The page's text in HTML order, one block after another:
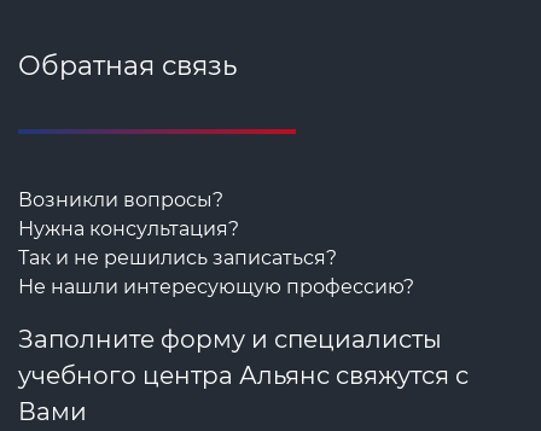
Обратная связь
Возникли вопросы?
Нужна консультация?
Так и не решились записаться?
Не нашли интересующую профессию?
Заполните форму и специалисты
учебного центра Альянс свяжутся с
Вами